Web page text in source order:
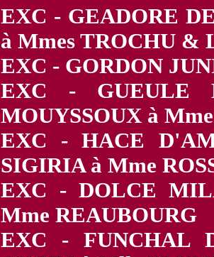
EXC - GEADORE
à Mmes TROCHU &
EXC - GORDON
EXC - GUEULE
MOUYSSOUX à
EXC - HACE
SIGIRIA à Mme
EXC - DOLCE
Mme REAUBOURG
EXC - FUNCHAL